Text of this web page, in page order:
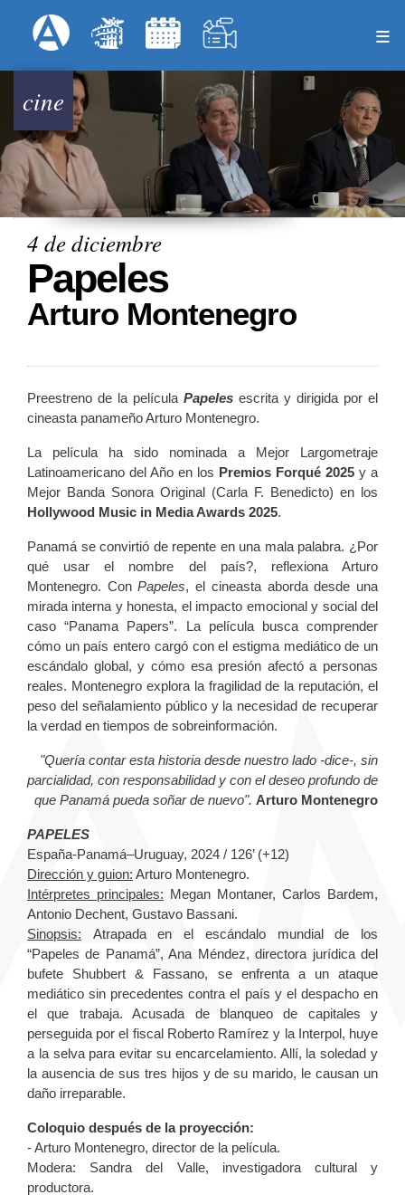
al
principal
Menú Superior
cine
4 de diciembre
Papeles
Arturo Montenegro
Preestreno de la película Papeles escrita y dirigida por el
cineasta panameño Arturo Montenegro.
La película ha sido nominada a Mejor Largometraje
Latinoamericano del Año en los Premios Forqué 2025 y a
Mejor Banda Sonora Original (Carla F. Benedicto) en los
Hollywood Music in Media Awards 2025.
Panamá se convirtió de repente en una mala palabra. ¿Por
qué usar el nombre del país?, reflexiona Arturo
Montenegro. ConPapeles, el cineasta aborda desde una
mirada interna y honesta, el impacto emocional y social del
caso “Panama Papers”. La película busca comprender
cómo un país entero cargó con el estigma mediático de un
escándalo global, y cómo esa presión afectó a personas
reales. Montenegro explora la fragilidad de la reputación, el
peso del señalamiento público y la necesidad de recuperar
la verdad en tiempos de sobreinformación.
"Quería contar esta historia desde nuestro lado -dice-, sin
parcialidad, con responsabilidad y con el deseo profundo de
que Panamá pueda soñar de nuevo". Arturo Montenegro
PAPELES
España-Panamá–Uruguay, 2024 / 126’ (+12)
Dirección y guion: Arturo Montenegro.
Intérpretes principales: Megan Montaner, Carlos Bardem,
Antonio Dechent, Gustavo Bassani.
Sinopsis: Atrapada en el escándalo mundial de los
“Papeles de Panamá”, Ana Méndez, directora jurídica del
bufete Shubbert & Fassano, se enfrenta a un ataque
mediático sin precedentes contra el país y el despacho en
el que trabaja. Acusada de blanqueo de capitales y
perseguida por el fiscal Roberto Ramírez y la Interpol, huye
a la selva para evitar su encarcelamiento. Allí, la soledad y
la ausencia de sus tres hijos y de su marido, le causan un
daño irreparable.
Coloquio después de la proyección:
- Arturo Montenegro, director de la película.
Modera: Sandra del Valle, investigadora cultural y
productora.